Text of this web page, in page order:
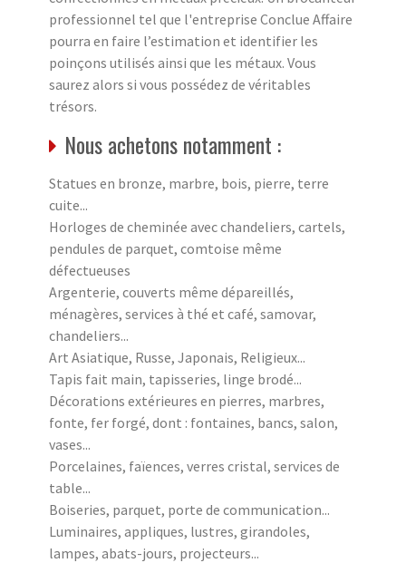
professionnel tel que l'entreprise Conclue Affaire
pourra en faire l’estimation et identifier les
poinçons utilisés ainsi que les métaux. Vous
saurez alors si vous possédez de véritables
trésors.
Nous achetons notamment :
Statues en bronze, marbre, bois, pierre, terre
cuite...
Horloges de cheminée avec chandeliers, cartels,
pendules de parquet, comtoise même
défectueuses
Argenterie, couverts même dépareillés,
ménagères, services à thé et café, samovar,
chandeliers...
Art Asiatique, Russe, Japonais, Religieux...
Tapis fait main, tapisseries, linge brodé...
Décorations extérieures en pierres, marbres,
fonte, fer forgé, dont : fontaines, bancs, salon,
vases...
Porcelaines, faïences, verres cristal, services de
table...
Boiseries, parquet, porte de communication...
Luminaires, appliques, lustres, girandoles,
lampes, abats-jours, projecteurs...